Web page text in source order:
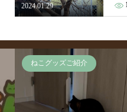
2024.01.29
ねこグッズご紹介